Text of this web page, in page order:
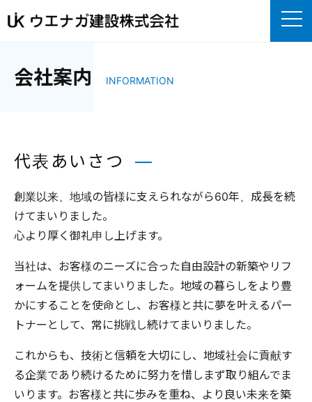
会社案内 INFORMATION
代表あいさつ
創業以来、地域の皆様に支えられながら60年、成長を続
けてまいりました。
心より厚く御礼申し上げます。
当社は、お客様のニーズに合った自由設計の新築やリフ
ォームを提供してまいりました。地域の暮らしをより豊
かにすることを使命とし、お客様と共に夢を叶えるパー
トナーとして、常に挑戦し続けてまいりました。
これからも、技術と信頼を大切にし、地域社会に貢献す
る企業であり続けるために努力を惜しまず取り組んでま
いります。お客様と共に歩みを重ね、より良い未来を築